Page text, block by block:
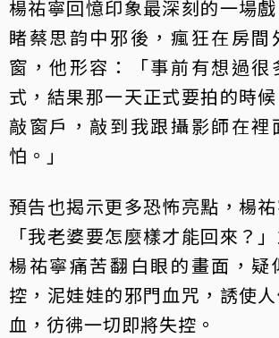
楊祐寧回憶印象最深刻的一場
睹蔡思韵中邪後，瘋狂在房間
窗，他形容：「事前有想過很
式，結果那一天正式要拍的時
敲窗戶，敲到我跟攝影師在裡
怕。」
預告也揭示更多恐怖亮點，楊祐
「我老婆要怎麼樣才能回來？
楊祐寧痛苦翻白眼的畫面，疑
控，泥娃娃的邪門血咒，誘使
血，彷彿一切即將失控。